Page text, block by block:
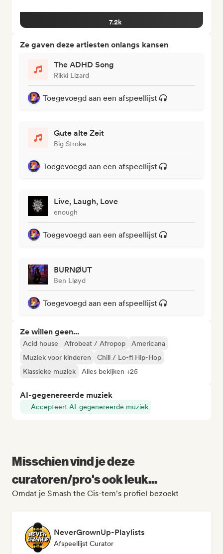
7.2k
Ze gaven deze artiesten onlangs kansen
The ADHD Song
Rikki Lizard
Toegevoegd aan een afspeellijst
Gute alte Zeit
Big Stroke
Toegevoegd aan een afspeellijst
Live, Laugh, Love
enough
Toegevoegd aan een afspeellijst
BURNØUT
Ben Lløyd
Toegevoegd aan een afspeellijst
Ze willen geen...
Acid house Afrobeat / Afropop
Americana
Muziek voor kinderen
Chill / Lo-fi Hip-Hop
Klassieke muziek
Alles bekijken +25
AI-gegenereerde muziek
Accepteert AI-gegenereerde muziek
Misschien vind je deze
curatoren/pro's ook leuk...
Omdat je Smash the Cis-tem's profiel bezoekt
NeverGrownUp-Playlists
Afspeellijst Curator